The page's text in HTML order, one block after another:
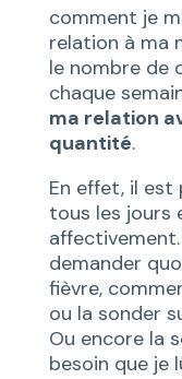
comment je
relation à ma
le nombre de
chaque
ma relation
quantité.
En effet, il est
tous les jours
demander
fièvre,
ou la sonder
Ou encore la
besoin que je